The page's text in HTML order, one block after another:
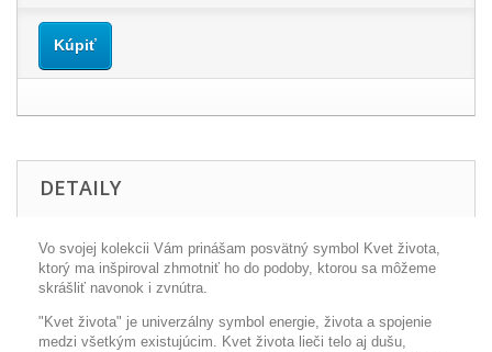
Kúpiť
DETAILY
Vo svojej kolekcii Vám prinášam posvätný symbol Kvet života,
ktorý ma inšpiroval zhmotniť ho do podoby, ktorou sa môžeme
skrášliť navonok i zvnútra.
"Kvet života" je univerzálny symbol energie, života a spojenie
medzi všetkým existujúcim. Kvet života lieči telo aj dušu,